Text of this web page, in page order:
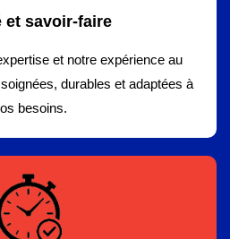
et savoir-faire
et notre expérience au
durables et adaptées à
besoins.